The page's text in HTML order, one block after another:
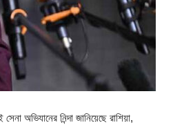
অভিযানের নিন্দা জানিয়েছে রাশিয়া,